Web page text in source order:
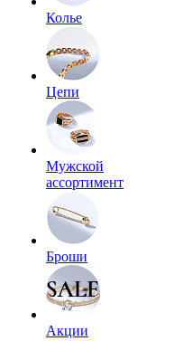
Колье
Цепи
Мужской
ассортимент
Броши
Акции